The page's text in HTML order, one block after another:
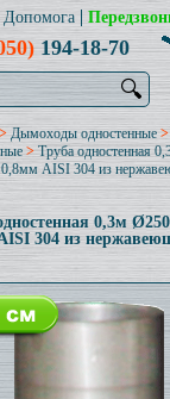
Допомога
194-18-70
🔍
> Дымоходы одностенные
>Труба одностенная
AISI 304 из
0,3м
304 из